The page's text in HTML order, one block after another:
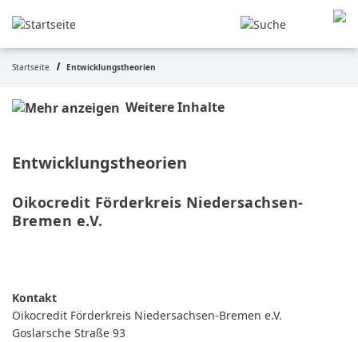
zum
Pfadnavigation
Startseite Entwicklungstheorien
Weitere Inhalte
Entwicklungstheorien
Oikocredit Förderkreis Niedersachsen-
Bremen e.V.
BREMEN
E.V.
Oikocredit Förderkreis Niedersachsen-Bremen e.V.
Goslarsche Straße 93